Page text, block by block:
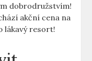
dobrodružstvím!
akční cena na
lákavý resort!